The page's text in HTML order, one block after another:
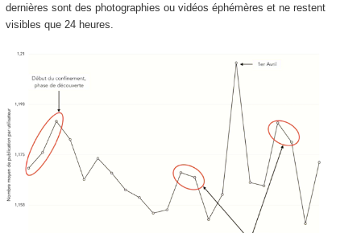
dernières sont des photographies ou vidéos éphémères et ne restent
visibles que 24 heures.